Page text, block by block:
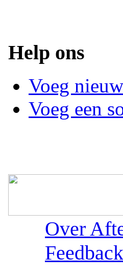
Help ons
Voeg
Voeg een
Over
Feedback